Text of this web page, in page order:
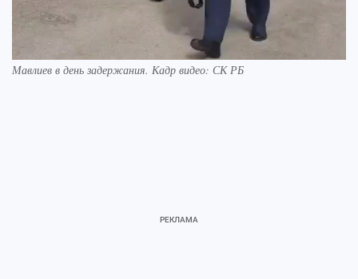
Мавлиев в день задержания. Кадр видео: СК РБ